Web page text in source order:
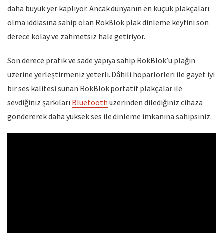
daha büyük yer kaplıyor. Ancak dünyanın en küçük plakçaları
olma iddiasına sahip olan RokBlok plak dinleme keyfini son
derece kolay ve zahmetsiz hale getiriyor.
Son derece pratik ve sade yapıya sahip RokBlok’u plağın
üzerine yerleştirmeniz yeterli. Dâhili hoparlörleri ile gayet iyi
bir ses kalitesi sunan RokBlok portatif plakçalar ile
sevdiğiniz şarkıları Bluetooth üzerinden dilediğiniz cihaza
göndererek daha yüksek ses ile dinleme imkanına sahipsiniz.